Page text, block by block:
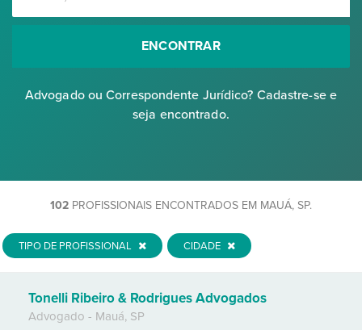
ENCONTRAR
Advogado ou Correspondente Jurídico? Cadastre-se e
seja encontrado.
102 PROFISSIONAIS ENCONTRADOS EM MAUÁ, SP.
TIPO DE PROFISSIONAL CIDADE
Tonelli Ribeiro & Rodrigues Advogados
Advogado - Mauá, SP